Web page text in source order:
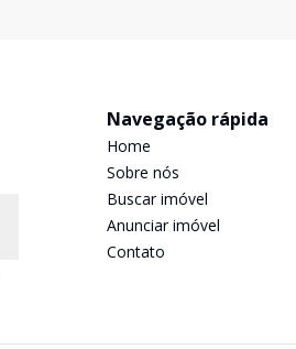
Navegação rápida
Home
Sobre nós
Buscar imóvel
Anunciar imóvel
Contato